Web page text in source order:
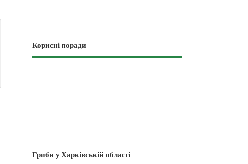
Корисні поради
Гриби у Харківській області